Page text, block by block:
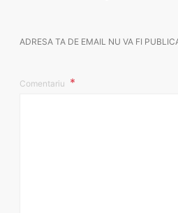
ADRESA TA DE EMAIL NU VA FI
Comentariu